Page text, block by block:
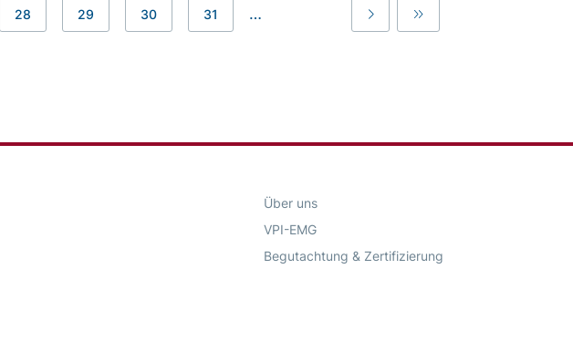
28 29 30 31 …
Last Last
Über uns
VPI-EMG
Begutachtung & Zertifizierung